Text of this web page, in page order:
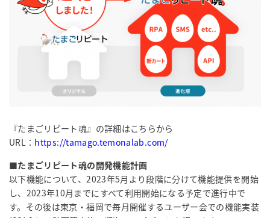
『たまごリピート魂』の詳細はこちらから
URL： https://tamago.temonalab.com/
■たまごリピート魂の開発機能計画
以下機能について、2023年5月より段階に分けて機能提供を開始
し、2023年10月までにすべて利用開始になる予定で進行中で
す。その後は東京・福岡で毎月開催するユーザー会での機能実装